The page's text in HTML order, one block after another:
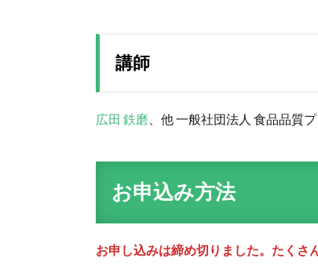
講師
広田 鉄磨 、他 一般社団法人 食品品質
お申込み方法
お申し込みは締め切りました。たくさ